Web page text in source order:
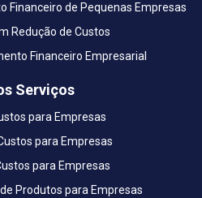
Financeiro de Pequenas Empresas
Redução de Custos
Financeiro Empresarial
Serviços
para Empresas
para Empresas
para Empresas
Produtos para Empresas